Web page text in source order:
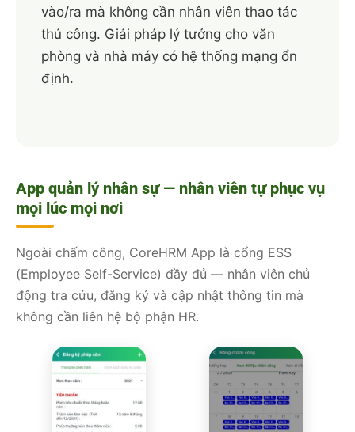
vào/ra mà không cần nhân viên thao tác
thủ công. Giải pháp lý tưởng cho văn
phòng và nhà máy có hệ thống mạng ổn
định.
App quản lý nhân sự — nhân viên tự phục vụ
mọi lúc mọi nơi
Ngoài chấm công, CoreHRM App là cổng ESS
(Employee Self-Service) đầy đủ — nhân viên chủ
động tra cứu, đăng ký và cập nhật thông tin mà
không cần liên hệ bộ phận HR.